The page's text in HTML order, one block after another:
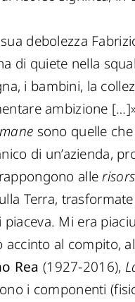
debolezza
di quiete nella
i bambini, la
ambizione
sono quelle
di un’azienda,
alle
Terra,
piaceva. Mi era
al compito,
Rea (1927-2016),
i componenti